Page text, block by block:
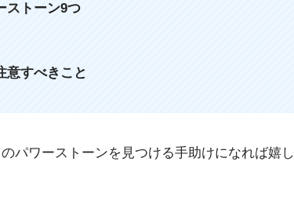
ストーン9つ
意すべきこと
パワーストーンを見つける手助けになれば嬉し